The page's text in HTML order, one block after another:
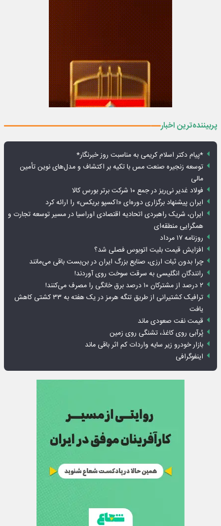
پربیننده‌ترین اخبار
*پیام دکتر اسلام کریمی به مناسبت روز خبرنگار*
توسعه زنجیره صنعت مس با تکیه بر اکتشاف و مدل‌های نوین تأمین
مالی
فولاد غدیر نی‌ریز در جمع ۱۰ شرکت برتر بورس کالا
ایران پیشنهاد برگزاری دوره‌ای «اکسپو بریکس» را ارائه کرد
ایران، شریک راهبردی اتحادیه اقتصادی اوراسیا در مسیر توسعه تجارت و
همگرایی منطقه‌ای
روزنامه ۱۷ مرداد
افزایش قیمت بلیت اتوبوس فصلی شد؟
چرا بدون ثبات ارزی، صنایع بزرگ ایران در بن‌بست باقی می‌مانند
رانندگان انگلیسی به سرقت سوخت روی آوردند!
۲ درصد از مشترکان ۱۰ درصد برق خانگی را مصرف می‌کنند!
ترافیک کشتیرانی از طریق تنگه هرمز در یک هفته به ۳۳ کشتی کاهش
یافت
قیمت نفت صعودی ماند
پُرآبی روی کاغذ، تشنگی روی زمین
بازار خودرو زیر سایه واردات کم اثر باقی ماند
اینفوگرافی